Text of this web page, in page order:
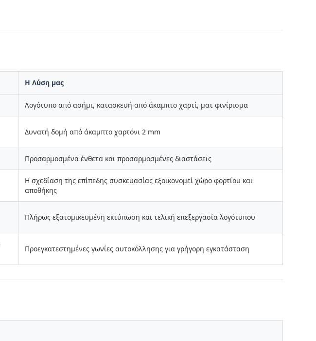
Η Λύση μας
Λογότυπο από ασήμι, κατασκευή από άκαμπτο χαρτί, ματ φινίρισμα
Δυνατή δομή από άκαμπτο χαρτόνι 2 mm
Προσαρμοσμένα ένθετα και προσαρμοσμένες διαστάσεις
Η σχεδίαση της επίπεδης συσκευασίας εξοικονομεί χώρο φορτίου και
αποθήκης
Πλήρως εξατομικευμένη εκτύπωση και τελική επεξεργασία λογότυπου
Προεγκατεστημένες γωνίες αυτοκόλλησης για γρήγορη εγκατάσταση